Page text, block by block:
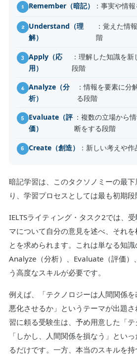
Remember（暗記） ：事実や情
Understand（理
解）
：覚えた情
階
Apply（応
用）
：理解した知識を
段階
Analyze（分
析）
：情報を要素に分
る段階
Evaluate（評
価）
：複数の立場から
断をする段階
Create（創造） ：新しい考えや
暗記学習は、このタクソノミーの最
り、学習プロセスとしては最も初期段
IELTSライティング・タスク2では、
マについて自分の意見を述べ、それ
とを求められます。これは単なる知識
Analyze（分析）、Evaluate（評価）
う高度なスキルが必要です。
例えば、「テクノロジーは人間関係
悪化させるか」というテーマが出題
習に頼る受験生は、予め用意した「テ
「しかし、人間関係を損なう」とい
るだけです。一方、本当のスキルを